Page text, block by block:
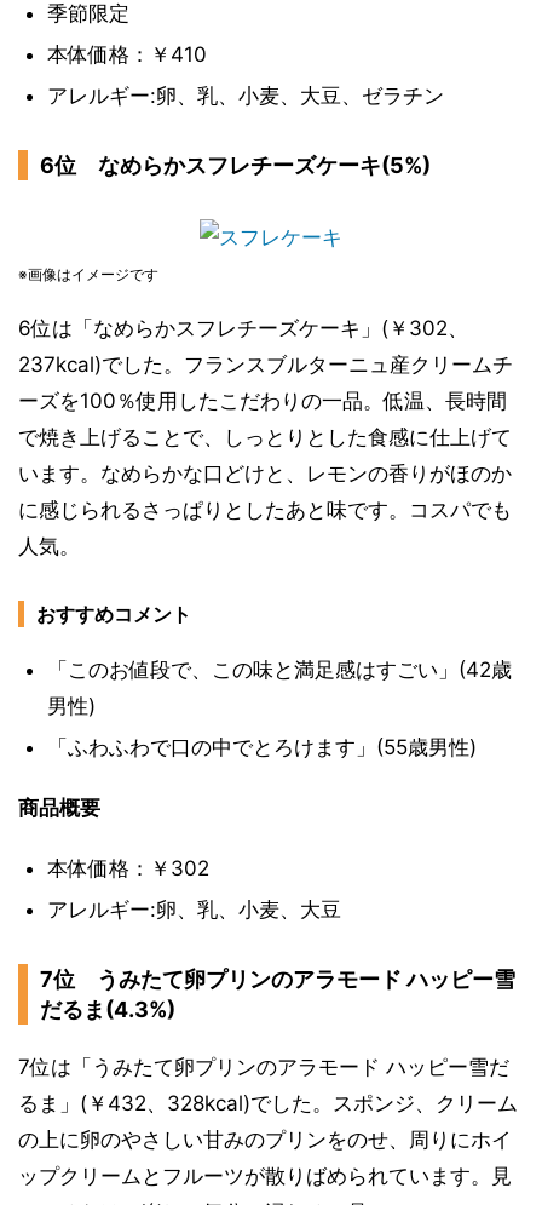
季節限定
本体価格：￥410
アレルギー:卵、乳、小麦、大豆、ゼラチン
6位 なめらかスフレチーズケーキ(5%)
※画像はイメージです
6位は「なめらかスフレチーズケーキ」(￥302、
237kcal)でした。フランスブルターニュ産クリームチ
ーズを100％使用したこだわりの一品。低温、長時間
で焼き上げることで、しっとりとした食感に仕上げて
います。なめらかな口どけと、レモンの香りがほのか
に感じられるさっぱりとしたあと味です。コスパでも
人気。
おすすめコメント
「このお値段で、この味と満足感はすごい」(42歳
男性)
「ふわふわで口の中でとろけます」(55歳男性)
商品概要
本体価格：￥302
アレルギー:卵、乳、小麦、大豆
7位 うみたて卵プリンのアラモード ハッピー雪
だるま(4.3%)
7位は「うみたて卵プリンのアラモード ハッピー雪だ
るま」(￥432、328kcal)でした。スポンジ、クリーム
の上に卵のやさしい甘みのプリンをのせ、周りにホイ
ップクリームとフルーツが散りばめられています。見